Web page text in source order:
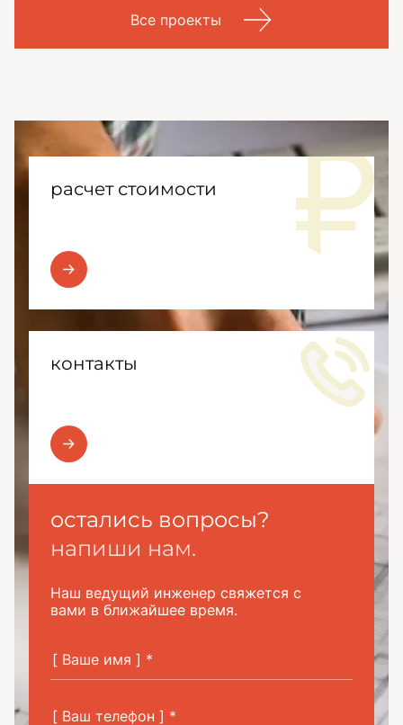
Все проекты
расчет стоимости
контакты
остались вопросы?
напиши нам.
Наш ведущий инженер свяжется с
вами в ближайшее время.